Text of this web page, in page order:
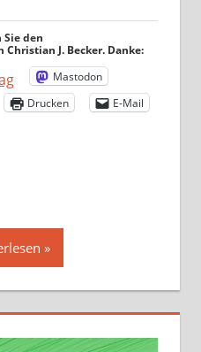
den
J. Becker. Danke:
Mastodon
Drucken E-Mail